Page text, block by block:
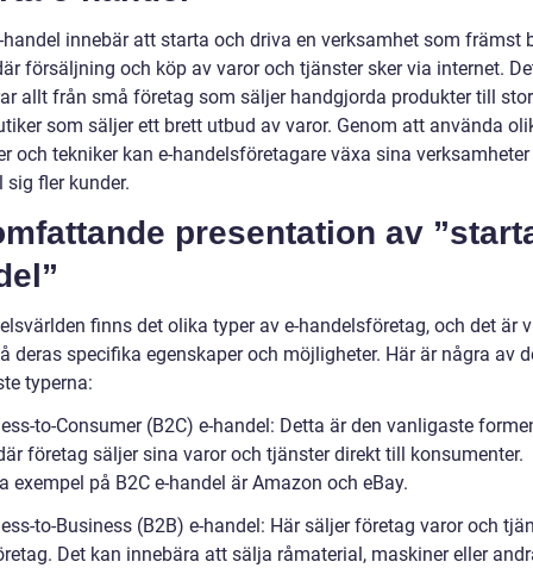
handel innebär att starta och driva en verksamhet som främst
försäljning och köp av varor och tjänster sker via internet.
allt från små företag som säljer handgjorda produkter till
som säljer ett brett utbud av varor. Genom att använda
och tekniker kan e-handelsföretagare växa sina
sig fler kunder.
presentation av
finns det olika typer av e-handelsföretag, och det är
deras specifika egenskaper och möjligheter. Här är några av
typerna:
to-Consumer (B2C) e-handel: Detta är den vanligaste
företag säljer sina varor och tjänster direkt till konsumenter.
exempel på B2C e-handel är Amazon och eBay.
to-Business (B2B) e-handel: Här säljer företag varor och
Det kan innebära att sälja råmaterial, maskiner eller